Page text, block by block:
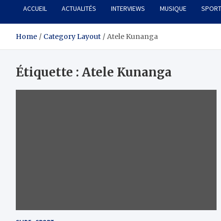
ACCUEIL ACTUALITÉS INTERVIEWS MUSIQUE SPORT
Home Category Layout Atele Kunanga
Étiquette : Atele Kunanga